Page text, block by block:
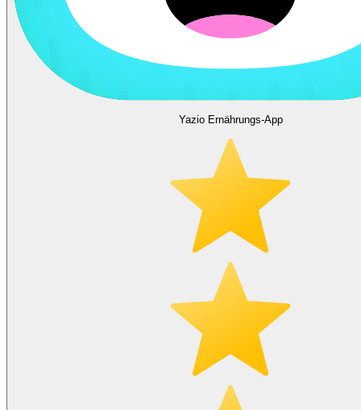
Yazio Ernährungs-App